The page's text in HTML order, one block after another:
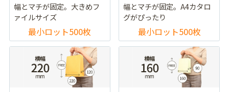
幅とマチが固定。大きめフ
ァイルサイズ
最小ロット500枚
幅とマチが固定。A4カタロ
グがぴったり
最小ロット500枚